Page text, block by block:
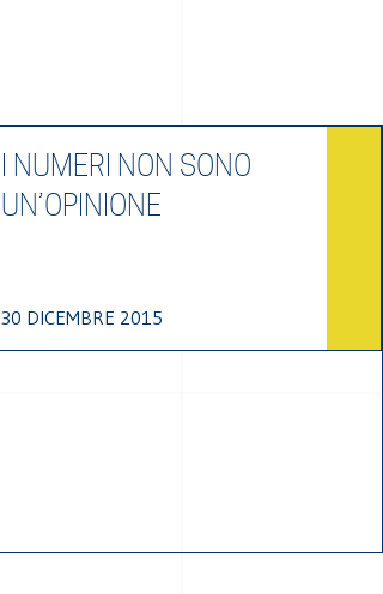
I NUMERI NON SONO
UN’OPINIONE
30 DICEMBRE 2015